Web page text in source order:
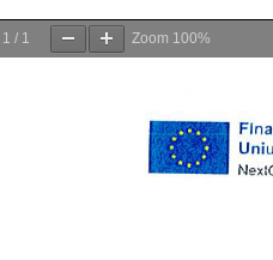
1 / 1 Zoom 100%